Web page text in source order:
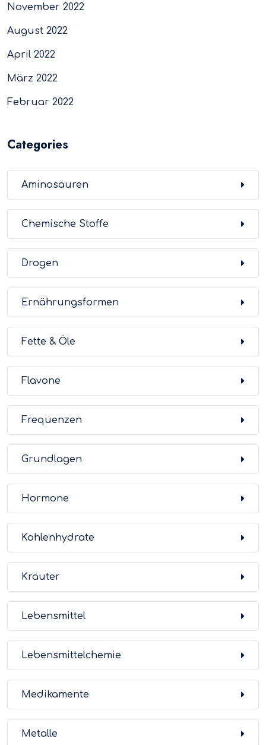
November 2022
August 2022
April 2022
März 2022
Februar 2022
Categories
Aminosäuren
Chemische Stoffe
Drogen
Ernährungsformen
Fette & Öle
Flavone
Frequenzen
Grundlagen
Hormone
Kohlenhydrate
Kräuter
Lebensmittel
Lebensmittelchemie
Medikamente
Metalle